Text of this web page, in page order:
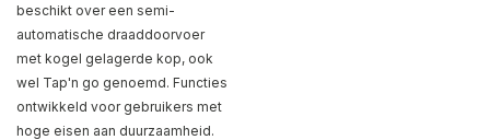
beschikt over een semi-
automatische draaddoorvoer
met kogel gelagerde kop, ook
wel Tap'n go genoemd. Functies
ontwikkeld voor gebruikers met
hoge eisen aan duurzaamheid.